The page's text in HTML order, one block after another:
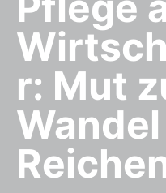
r: Mut